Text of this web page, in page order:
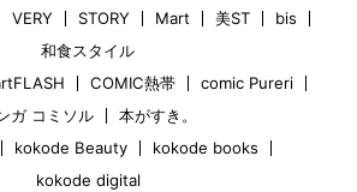
VERY STORY Mart 美ST
bis
和食スタイル
COMIC熱帯
comic Pureri
ガ コミソル
本がすき。
kokode Beauty
kokode books
kokode digital